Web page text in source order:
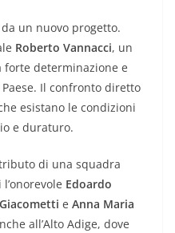
un nuovo progetto.
Roberto Vannacci, un
forte determinazione e
Il confronto diretto
esistano le condizioni
e duraturo.
di una squadra
Edoardo
e Anna Maria
all’Alto Adige, dove